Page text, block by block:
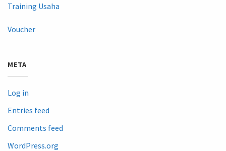
Training Usaha
Voucher
META
Log in
Entries feed
Comments feed
WordPress.org